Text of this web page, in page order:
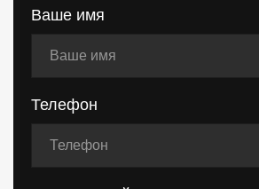
Ваше имя
Телефон